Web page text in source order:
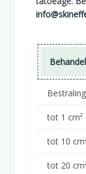
tot 1 cm²
tot 10
tot 20